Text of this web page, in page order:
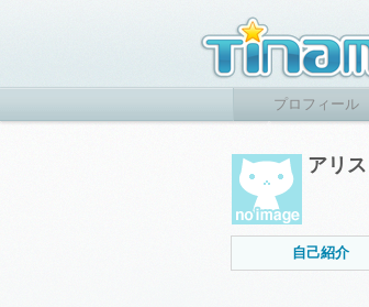
プロフィール
アリス
自己紹介